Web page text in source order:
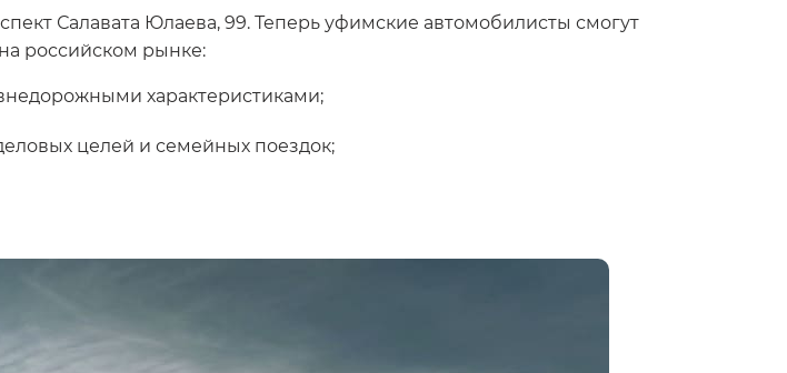
Салавата Юлаева, 99. Теперь уфимские автомобилисты смогут
российском рынке:
характеристиками;
целей и семейных поездок;